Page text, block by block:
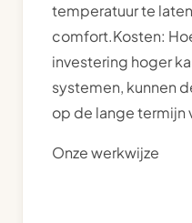
temperatuur te
comfort.Kosten:
investering hoger
systemen, kunnen
op de lange termijn
Onze werkwijze